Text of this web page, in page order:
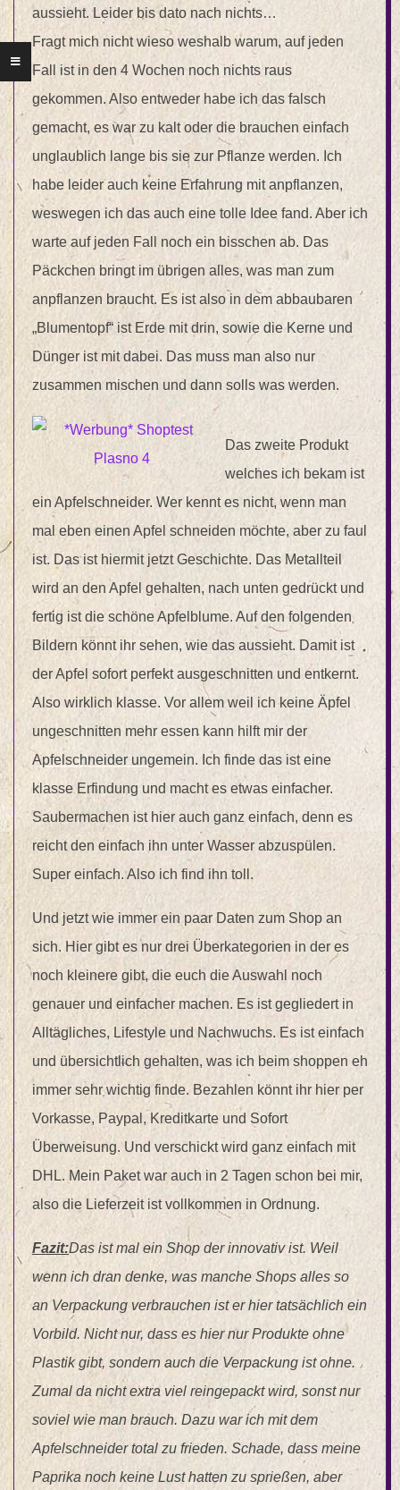
aussieht. Leider bis dato nach nichts…
Fragt mich nicht wieso weshalb warum, auf jeden
Fall ist in den 4 Wochen noch nichts raus
gekommen. Also entweder habe ich das falsch
gemacht, es war zu kalt oder die brauchen einfach
unglaublich lange bis sie zur Pflanze werden. Ich
habe leider auch keine Erfahrung mit anpflanzen,
weswegen ich das auch eine tolle Idee fand. Aber ich
warte auf jeden Fall noch ein bisschen ab. Das
Päckchen bringt im übrigen alles, was man zum
anpflanzen braucht. Es ist also in dem abbaubaren
„Blumentopf“ ist Erde mit drin, sowie die Kerne und
Dünger ist mit dabei. Das muss man also nur
zusammen mischen und dann solls was werden.
Das zweite Produkt
welches ich bekam ist
ein Apfelschneider. Wer kennt es nicht, wenn man
mal eben einen Apfel schneiden möchte, aber zu faul
ist. Das ist hiermit jetzt Geschichte. Das Metallteil
wird an den Apfel gehalten, nach unten gedrückt und
fertig ist die schöne Apfelblume. Auf den folgenden
Bildern könnt ihr sehen, wie das aussieht. Damit ist
der Apfel sofort perfekt ausgeschnitten und entkernt.
Also wirklich klasse. Vor allem weil ich keine Äpfel
ungeschnitten mehr essen kann hilft mir der
Apfelschneider ungemein. Ich finde das ist eine
klasse Erfindung und macht es etwas einfacher.
Saubermachen ist hier auch ganz einfach, denn es
reicht den einfach ihn unter Wasser abzuspülen.
Super einfach. Also ich find ihn toll.
Und jetzt wie immer ein paar Daten zum Shop an
sich. Hier gibt es nur drei Überkategorien in der es
noch kleinere gibt, die euch die Auswahl noch
genauer und einfacher machen. Es ist gegliedert in
Alltägliches, Lifestyle und Nachwuchs. Es ist einfach
und übersichtlich gehalten, was ich beim shoppen eh
immer sehr wichtig finde. Bezahlen könnt ihr hier per
Vorkasse, Paypal, Kreditkarte und Sofort
Überweisung. Und verschickt wird ganz einfach mit
DHL. Mein Paket war auch in 2 Tagen schon bei mir,
also die Lieferzeit ist vollkommen in Ordnung.
Fazit:Das ist mal ein Shop der innovativ ist. Weil
wenn ich dran denke, was manche Shops alles so
an Verpackung verbrauchen ist er hier tatsächlich ein
Vorbild. Nicht nur, dass es hier nur Produkte ohne
Plastik gibt, sondern auch die Verpackung ist ohne.
Zumal da nicht extra viel reingepackt wird, sonst nur
soviel wie man brauch. Dazu war ich mit dem
Apfelschneider total zu frieden. Schade, dass meine
Paprika noch keine Lust hatten zu sprießen, aber